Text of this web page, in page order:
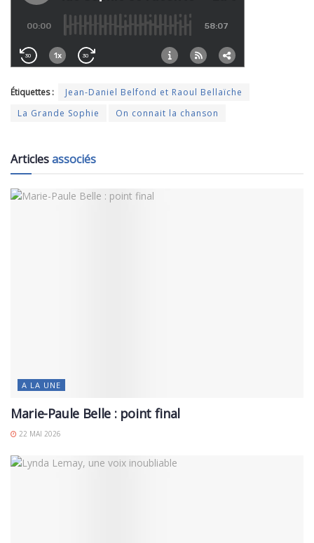
Étiquettes :
Jean-Daniel Belfond et Raoul Bellaïche
La Grande Sophie
On connait la chanson
Articlesassociés
A LA UNE
Marie-Paule Belle : point final
22 MAI 2026